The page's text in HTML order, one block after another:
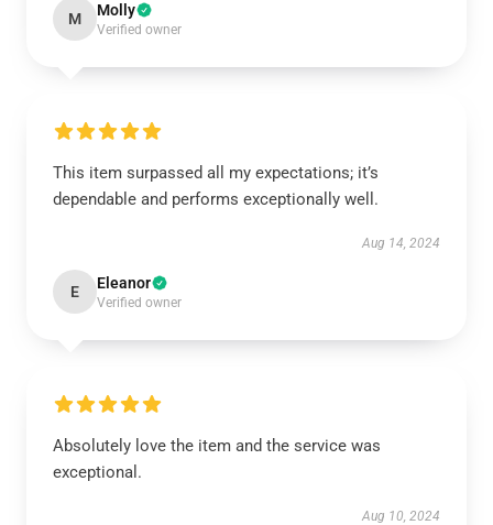
M Molly
Verified owner
This item surpassed all my expectations; it’s
dependable and performs exceptionally well.
Aug 14, 2024
E Eleanor
Verified owner
Absolutely love the item and the service was
exceptional.
Aug 10, 2024